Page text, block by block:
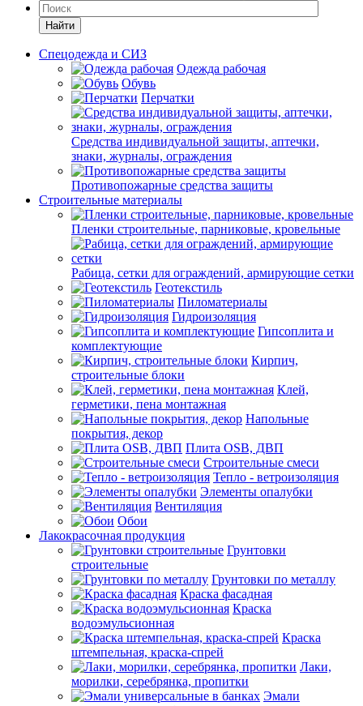
Найти
Спецодежда и СИЗ
Одежда рабочая
Обувь
Перчатки
Средства индивидуальной защиты, аптечки,
знаки, журналы, ограждения
Противопожарные средства защиты
Строительные материалы
Пленки строительные, парниковые, кровельные
Рабица, сетки для ограждений, армирующие сетки
Геотекстиль
Пиломатериалы
Гидроизоляция
Гипсоплита и
комплектующие
Кирпич,
строительные блоки
Клей,
герметики, пена монтажная
Напольные
покрытия, декор
Плита OSB, ДВП
Строительные смеси
Тепло - ветроизоляция
Элементы опалубки
Вентиляция
Обои
Лакокрасочная продукция
Грунтовки
строительные
Грунтовки по металлу
Краска фасадная
Краска
водоэмульсионная
Краска
штемпельная, краска-спрей
Лаки,
морилки, серебрянка, пропитки
Эмали